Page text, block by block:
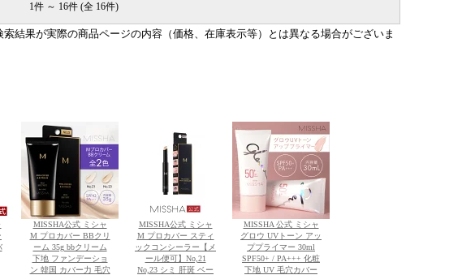
1件 ～ 16件 (全 16件)
結果が実際の商品ページの内容（価格、在庫表示等）とは異なる場合がございま
MISSHA公式 ミシャ
M プロカバー BBクリ
ーム 35g bbクリーム
下地 ファンデーショ
ン 韓国 カバー力 毛穴
MISSHA公式 ミシャ
M プロカバー スティ
ックコンシーラー【メ
ール便可】No,21
No,23 シミ 肝斑 ベー
MISSHA 公式 ミシャ
グロウ UVトーン アッ
ププライマー 30ml
SPF50+ / PA+++ 化粧
下地 UV 毛穴カバー